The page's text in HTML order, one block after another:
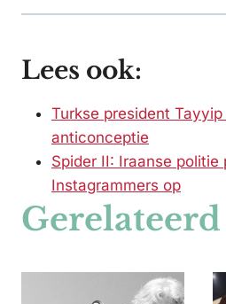
Lees ook:
Turkse president
anticonceptie
Spider II: Iraanse
Instagrammers op
Gerelateerd